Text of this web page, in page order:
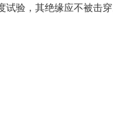
试验，其绝缘应不被击